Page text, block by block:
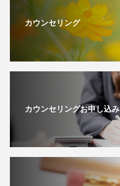
カウンセリング
カウンセリングお申し込み